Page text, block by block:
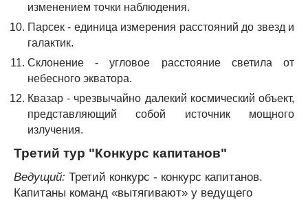
изменением точки наблюдения.
Парсек - единица измерения расстояний до звезд и
галактик.
Склонение - угловое расстояние светила от
небесного экватора.
Квазар - чрезвычайно далекий космический объект,
представляющий собой источник мощного
излучения.
Третий тур "Конкурс капитанов"
Ведущий: Третий конкурс - конкурс капитанов.
Капитаны команд «вытягивают» у ведущего